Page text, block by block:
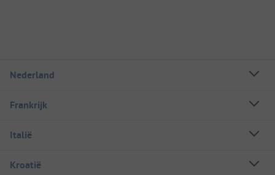
Nederland
Frankrijk
Italië
Kroatië